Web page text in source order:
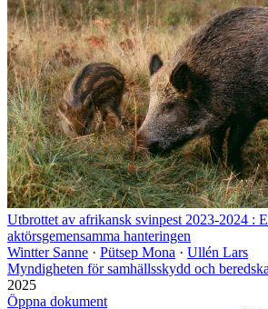
Utbrottet av afrikansk svinpest 2023-2024 :
aktörsgemensamma hanteringen
Wintter Sanne · Pütsep Mona · Ullén Lars
Myndigheten för samhällsskydd och
2025
Öppna dokument